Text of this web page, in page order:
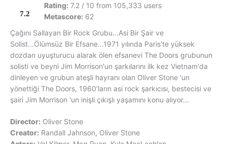
7.2
Rating: 7.2 / 10 from 105,333 users
Metascore: 62
Çağını Sallayan Bir Rock Grubu...Asi Bir Şair ve
Solist...Ölümsüz Bir Efsane...1971 yılında Paris'te yüksek
dozdan uyuşturucu alarak ölen efsanevi The Doors grubunun
solisti ve beyni Jim Morrison'un şarkılarını ilk kez Vietnam'da
dinleyen ve grubun ateşli hayranı olan Oliver Stone 'un
yönettiği The Doors, 1960'ların asi rock şarkıcısı, bestecisi ve
şairi Jim Morrison 'un inişli çıkışlı yaşamını konu alıyor...
Director: Oliver Stone
Creator: Randall Jahnson, Oliver Stone